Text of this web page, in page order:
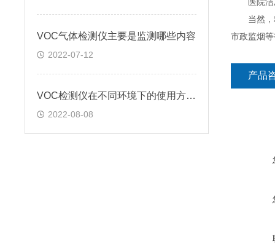
VOC气体检测仪主要是监测哪些内容
2022-07-12
VOC检测仪在不同环境下的使用方法?
2022-08-08
当然，粉
市政监烟
产品